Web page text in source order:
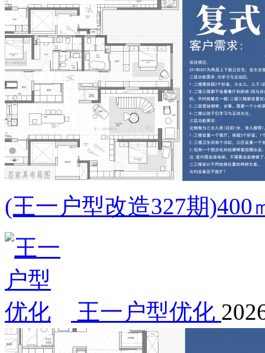
(王一户型改造327期
王一户型优化